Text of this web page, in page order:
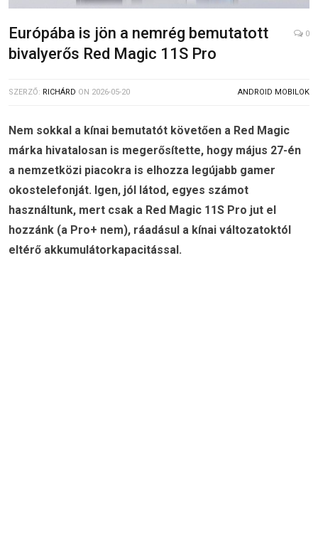
Európába is jön a nemrég bemutatott
bivalyerős Red Magic 11S Pro
0
SZERZŐ: RICHÁRD ON 2026-05-20 ANDROID MOBILOK
Nem sokkal a kínai bemutatót követően a Red Magic
márka hivatalosan is megerősítette, hogy május 27-én
a nemzetközi piacokra is elhozza legújabb gamer
okostelefonját. Igen, jól látod, egyes számot
használtunk, mert csak a Red Magic 11S Pro jut el
hozzánk (a Pro+ nem), ráadásul a kínai változatoktól
eltérő akkumulátorkapacitással.